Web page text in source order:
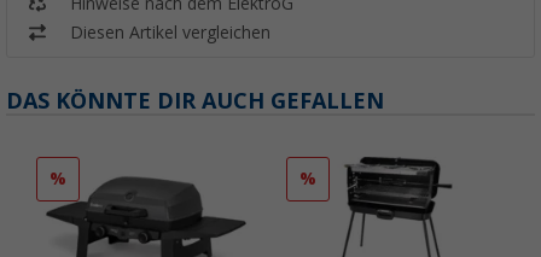
Diesen Artikel vergleichen
DAS KÖNNTE DIR AUCH GEFALLEN
% %